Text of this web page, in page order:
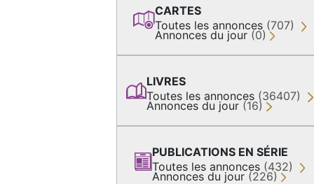
CARTES
Toutes les annonces (707)
Annonces du jour (0)
LIVRES
Toutes les annonces (36407)
Annonces du jour (16)
PUBLICATIONS EN SÉRIE
Toutes les annonces (432)
Annonces du jour (226)